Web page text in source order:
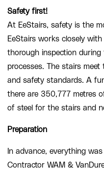
Safety first!
At EeStairs, safety is the
EeStairs works closely
thorough inspection
processes. The stairs
and safety standards. A
there are 350,777 metres
of steel for the stairs and
Preparation
In advance, everything
Contractor WAM &